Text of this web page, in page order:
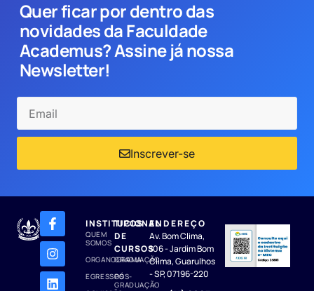
Quer ficar por dentro das
novidades da Faculdade
Academus? Assine já nossa
Newsletter!
Inscrever-se
INSTITUCIONAL
QUEM
SOMOS
ORGANOGRAMA
EGRESSOS
TIPOS
DE
CURSOS
GRADUAÇÃO
PÓS-
GRADUAÇÃO
ENDEREÇO
Av. Bom Clima,
106 - Jardim Bom
Clima, Guarulhos
- SP, 07196-220